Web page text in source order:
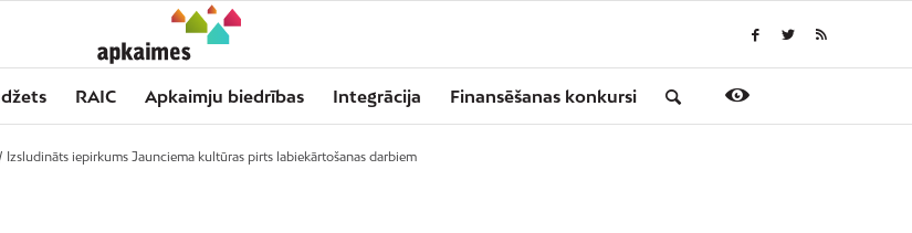
RAIC Apkaimju biedrības Integrācija Finansēšanas konkursi
/ Izsludināts iepirkums Jaunciema kultūras pirts labiekārtošanas darbiem